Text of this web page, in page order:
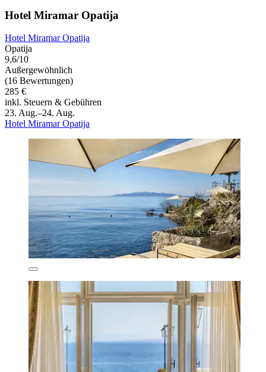
Hotel Miramar Opatija
Hotel Miramar Opatija
Opatija
9,6/10
Außergewöhnlich
(16 Bewertungen)
285 €
inkl. Steuern & Gebühren
23. Aug.–24. Aug.
Hotel Miramar Opatija